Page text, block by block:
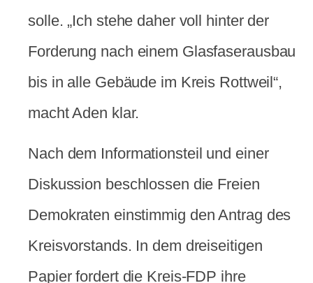
solle. „Ich stehe daher voll hinter der
Forderung nach einem Glasfaserausbau
bis in alle Gebäude im Kreis Rottweil“,
macht Aden klar.
Nach dem Informationsteil und einer
Diskussion beschlossen die Freien
Demokraten einstimmig den Antrag des
Kreisvorstands. In dem dreiseitigen
Papier fordert die Kreis-FDP ihre